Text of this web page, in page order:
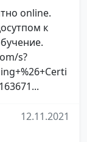
online.
к
s?
12.11.2021